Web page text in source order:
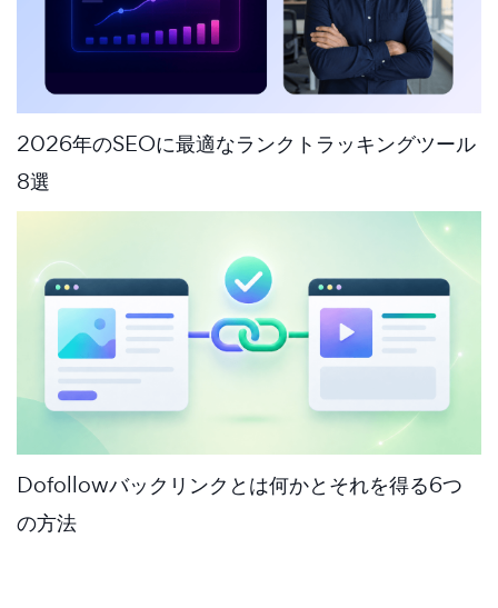
2026年のSEOに最適なランクトラッキングツール
8選
Dofollowバックリンクとは何かとそれを得る6つ
の方法